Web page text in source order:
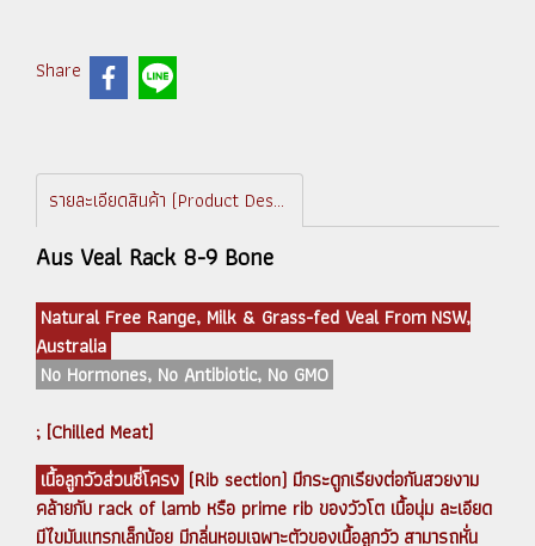
Share
รายละเอียดสินค้า (Product Description)
Aus Veal Rack 8-9 Bone
Natural Free Range, Milk & Grass-fed Veal From NSW,
Australia
No Hormones, No Antibiotic, No GMO
; [Chilled Meat]
เนื้อลูกวัวส่วนซี่โครง (Rib section) มีกระดูกเรียงต่อกันสวยงาม
คล้ายกับ rack of lamb หรือ prime rib ของวัวโต เนื้อนุ่ม ละเอียด
มีไขมันแทรกเล็กน้อย มีกลิ่นหอมเฉพาะตัวของเนื้อลูกวัว สามารถหั่น